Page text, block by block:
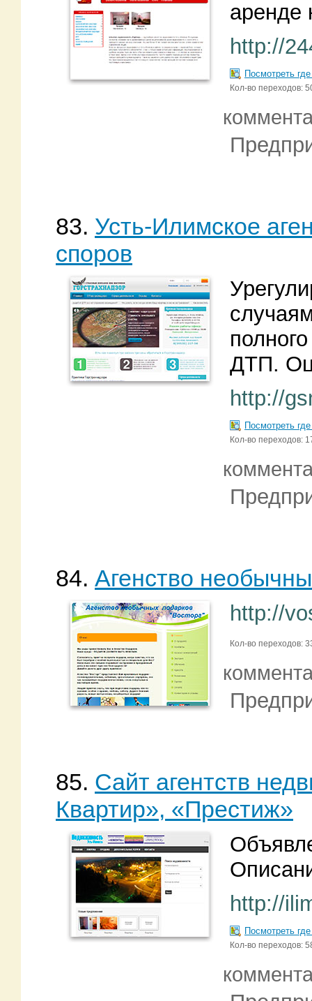
аренде
http://
Посмотреть
Кол-во переходов:
83. Усть-Илимское
споров
ДТП.
http://
Посмотреть
Кол-во переходов:
84. Агенство
http://
Кол-во переходов:
85. Сайт агентств
Квартир», «Престиж»
http://
Посмотреть
Кол-во переходов: